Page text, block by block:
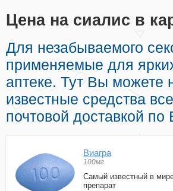
Цена на сиалис в
Для незабываемого
применяемые для
аптеке. Тут Вы можете
известные средства
почтовой доставкой
Виагра
100мг
Самый известный в
препарат